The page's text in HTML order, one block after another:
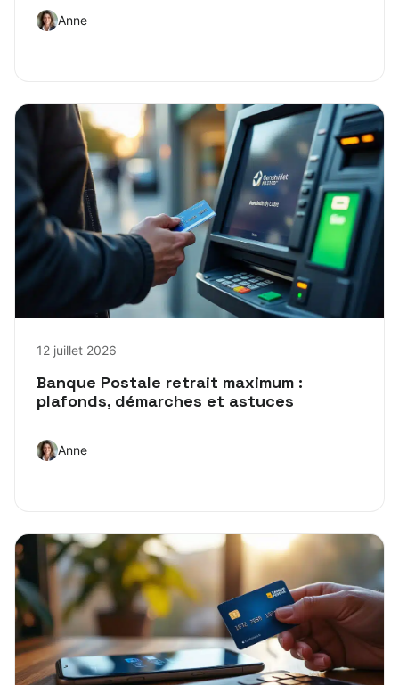
Anne
12 juillet 2026
Banque Postale retrait maximum :
plafonds, démarches et astuces
Anne